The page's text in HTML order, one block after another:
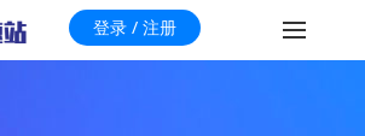
登录 / 注册